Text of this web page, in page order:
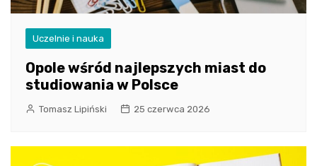
Uczelnie i nauka
Opole wśród najlepszych miast do
studiowania w Polsce
Tomasz Lipiński 25 czerwca 2026